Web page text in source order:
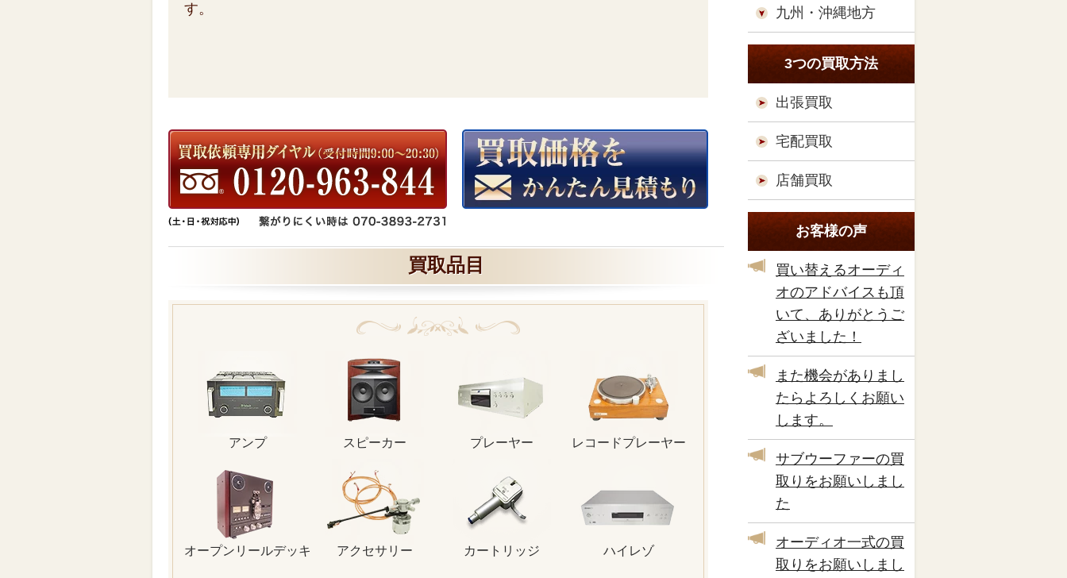
す。
買取品目
アンプ スピーカー プレーヤー レコードプレーヤー
オープンリールデッキ アクセサリー カートリッジ ハイレゾ
九州・沖縄地方
3つの買取方法
出張買取
宅配買取
店舗買取
お客様の声
買い替えるオーディ
オのアドバイスも頂
いて、ありがとうご
ざいました！
また機会がありまし
たらよろしくお願い
します。
サブウーファーの買
取りをお願いしまし
た
オーディオ一式の買
取りをお願いしまし